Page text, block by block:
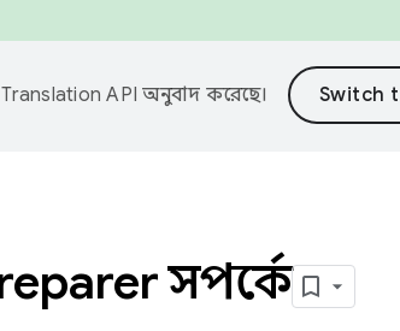
API অনুবাদ করেছে।
সম্পর্কে